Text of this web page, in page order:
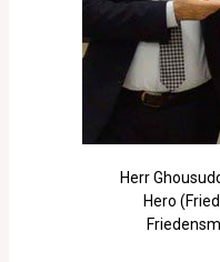
Herr
Hero